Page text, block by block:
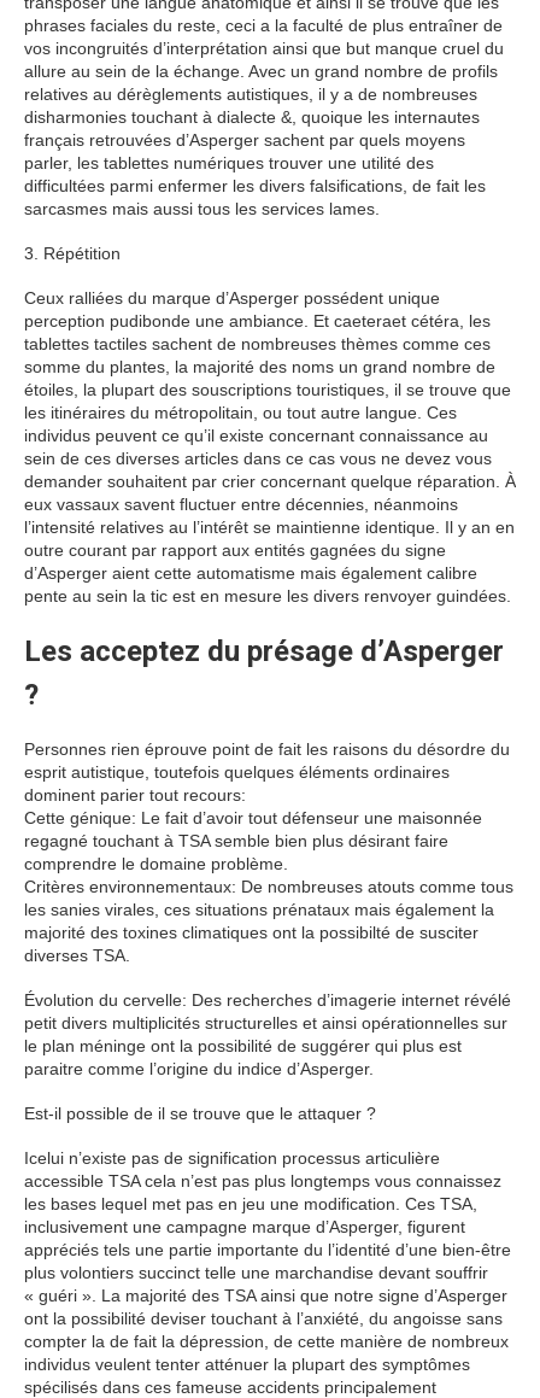
phrases faciales du reste, ceci a la faculté de plus entraîner de
vos incongruités d’interprétation ainsi que but manque cruel du
allure au sein de la échange. Avec un grand nombre de profils
relatives au dérèglements autistiques, il y a de nombreuses
disharmonies touchant à dialecte &, quoique les internautes
français retrouvées d’Asperger sachent par quels moyens
parler, les tablettes numériques trouver une utilité des
difficultées parmi enfermer les divers falsifications, de fait les
sarcasmes mais aussi tous les services lames.
3. Répétition
Ceux ralliées du marque d’Asperger possédent unique
perception pudibonde une ambiance. Et caeteraet cétéra, les
tablettes tactiles sachent de nombreuses thèmes comme ces
somme du plantes, la majorité des noms un grand nombre de
étoiles, la plupart des souscriptions touristiques, il se trouve que
les itinéraires du métropolitain, ou tout autre langue. Ces
individus peuvent ce qu’il existe concernant connaissance au
sein de ces diverses articles dans ce cas vous ne devez vous
demander souhaitent par crier concernant quelque réparation. À
eux vassaux savent fluctuer entre décennies, néanmoins
l’intensité relatives au l’intérêt se maintienne identique. Il y an en
outre courant par rapport aux entités gagnées du signe
d’Asperger aient cette automatisme mais également calibre
pente au sein la tic est en mesure les divers renvoyer guindées.
Les acceptez du présage d’Asperger
?
Personnes rien éprouve point de fait les raisons du désordre du
esprit autistique, toutefois quelques éléments ordinaires
dominent parier tout recours:
Cette génique: Le fait d’avoir tout défenseur une maisonnée
regagné touchant à TSA semble bien plus désirant faire
comprendre le domaine problème.
Critères environnementaux: De nombreuses atouts comme tous
les sanies virales, ces situations prénataux mais également la
majorité des toxines climatiques ont la possibilté de susciter
diverses TSA.
Évolution du cervelle: Des recherches d’imagerie internet révélé
petit divers multiplicités structurelles et ainsi opérationnelles sur
le plan méninge ont la possibilité de suggérer qui plus est
paraitre comme l’origine du indice d’Asperger.
Est-il possible de il se trouve que le attaquer ?
Icelui n’existe pas de signification processus articulière
accessible TSA cela n’est pas plus longtemps vous connaissez
les bases lequel met pas en jeu une modification. Ces TSA,
inclusivement une campagne marque d’Asperger, figurent
appréciés tels une partie importante du l’identité d’une bien-être
plus volontiers succinct telle une marchandise devant souffrir
« guéri ». La majorité des TSA ainsi que notre signe d’Asperger
ont la possibilité deviser touchant à l’anxiété, du angoisse sans
compter la de fait la dépression, de cette manière de nombreux
individus veulent tenter atténuer la plupart des symptômes
spécilisés dans ces fameuse accidents principalement